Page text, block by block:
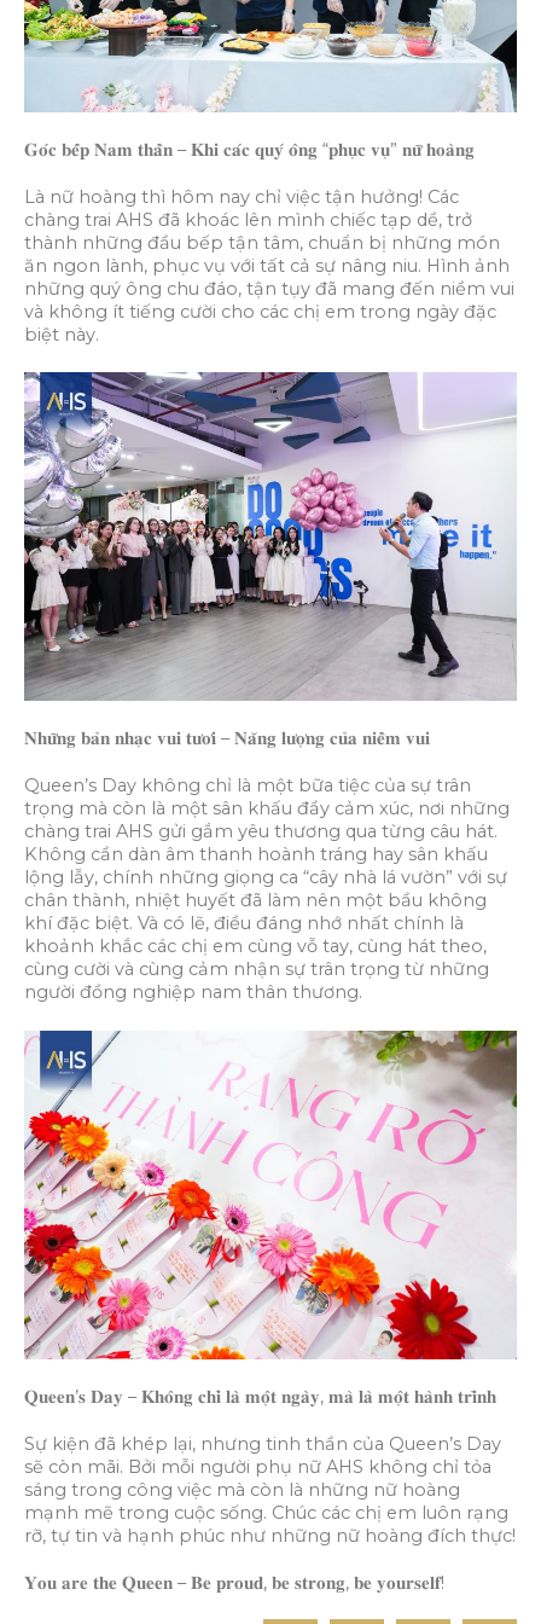
𝐆𝐨́𝐜 𝐛𝐞̂́𝐩 𝐍𝐚𝐦 𝐭𝐡𝐚̂̀𝐧 – 𝐊𝐡𝐢 𝐜𝐚́𝐜 𝐪𝐮𝐲́ 𝐨̂𝐧𝐠 “𝐩𝐡𝐮̣𝐜 𝐯𝐮̣” 𝐧𝐮̛̃ 𝐡𝐨𝐚̀𝐧𝐠
Là nữ hoàng thì hôm nay chỉ việc tận hưởng! Các
chàng trai AHS đã khoác lên mình chiếc tạp dề, trở
thành những đầu bếp tận tâm, chuẩn bị những món
ăn ngon lành, phục vụ với tất cả sự nâng niu. Hình ảnh
những quý ông chu đáo, tận tụy đã mang đến niềm vui
và không ít tiếng cười cho các chị em trong ngày đặc
biệt này.
𝐍𝐡𝐮̛̃𝐧𝐠 𝐛𝐚̉𝐧 𝐧𝐡𝐚̣𝐜 𝐯𝐮𝐢 𝐭𝐮̛𝐨̛𝐢 – 𝐍𝐚̆𝐧𝐠 𝐥𝐮̛𝐨̛̣𝐧𝐠 𝐜𝐮̉𝐚 𝐧𝐢𝐞̂̀𝐦 𝐯𝐮𝐢
Queen’s Day không chỉ là một bữa tiệc của sự trân
trọng mà còn là một sân khấu đầy cảm xúc, nơi những
chàng trai AHS gửi gắm yêu thương qua từng câu hát.
Không cần dàn âm thanh hoành tráng hay sân khấu
lộng lẫy, chính những giọng ca “cây nhà lá vườn” với sự
chân thành, nhiệt huyết đã làm nên một bầu không
khí đặc biệt. Và có lẽ, điều đáng nhớ nhất chính là
khoảnh khắc các chị em cùng vỗ tay, cùng hát theo,
cùng cười và cùng cảm nhận sự trân trọng từ những
người đồng nghiệp nam thân thương.
𝐐𝐮𝐞𝐞𝐧’𝐬 𝐃𝐚𝐲 – 𝐊𝐡𝐨̂𝐧𝐠 𝐜𝐡𝐢̉ 𝐥𝐚̀ 𝐦𝐨̣̂𝐭 𝐧𝐠𝐚̀𝐲, 𝐦𝐚̀ 𝐥𝐚̀ 𝐦𝐨̣̂𝐭 𝐡𝐚̀𝐧𝐡 𝐭𝐫𝐢̀𝐧𝐡
Sự kiện đã khép lại, nhưng tinh thần của Queen’s Day
sẽ còn mãi. Bởi mỗi người phụ nữ AHS không chỉ tỏa
sáng trong công việc mà còn là những nữ hoàng
mạnh mẽ trong cuộc sống. Chúc các chị em luôn rạng
rỡ, tự tin và hạnh phúc như những nữ hoàng đích thực!
𝐘𝐨𝐮 𝐚𝐫𝐞 𝐭𝐡𝐞 𝐐𝐮𝐞𝐞𝐧 – 𝐁𝐞 𝐩𝐫𝐨𝐮𝐝, 𝐛𝐞 𝐬𝐭𝐫𝐨𝐧𝐠, 𝐛𝐞 𝐲𝐨𝐮𝐫𝐬𝐞𝐥𝐟!